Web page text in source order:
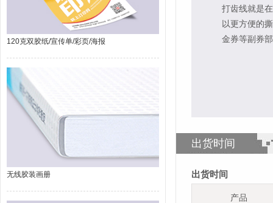
120克双胶纸/宣传单/彩页/海报
无线胶装画册
打齿线就是
以更方便的
金券等副券
出货时间
出货时间
产品